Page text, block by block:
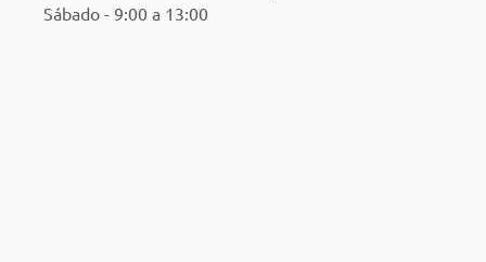
Sábado - 9:00 a 13:00